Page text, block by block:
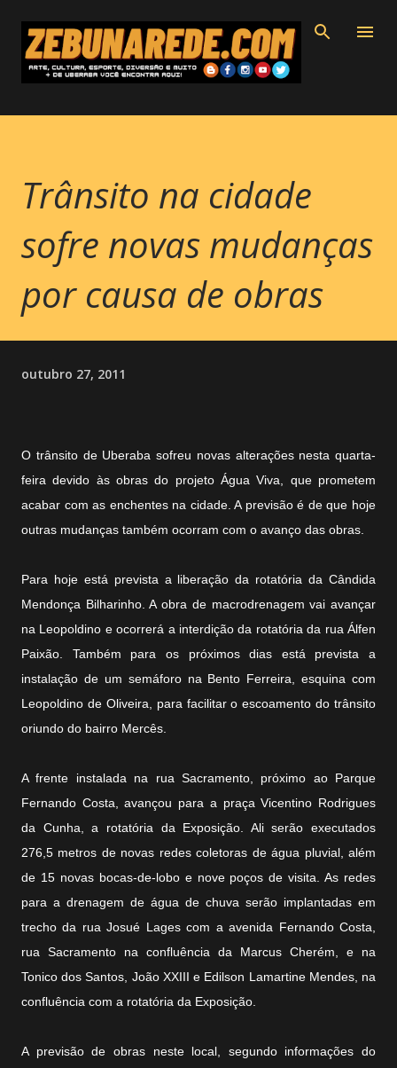
Pular para o conteúdo principal
Trânsito na cidade
sofre novas mudanças
por causa de obras
outubro 27, 2011
O trânsito de Uberaba sofreu novas alterações nesta quarta-
feira devido às obras do projeto Água Viva, que prometem
acabar com as enchentes na cidade. A previsão é de que hoje
outras mudanças também ocorram com o avanço das obras.
Para hoje está prevista a liberação da rotatória da Cândida
Mendonça Bilharinho. A obra de macrodrenagem vai avançar
na Leopoldino e ocorrerá a interdição da rotatória da rua Álfen
Paixão. Também para os próximos dias está prevista a
instalação de um semáforo na Bento Ferreira, esquina com
Leopoldino de Oliveira, para facilitar o escoamento do trânsito
oriundo do bairro Mercês.
A frente instalada na rua Sacramento, próximo ao Parque
Fernando Costa, avançou para a praça Vicentino Rodrigues
da Cunha, a rotatória da Exposição. Ali serão executados
276,5 metros de novas redes coletoras de água pluvial, além
de 15 novas bocas-de-lobo e nove poços de visita. As redes
para a drenagem de água de chuva serão implantadas em
trecho da rua Josué Lages com a avenida Fernando Costa,
rua Sacramento na confluência da Marcus Cherém, e na
Tonico dos Santos, João XXIII e Edilson Lamartine Mendes, na
confluência com a rotatória da Exposição.
A previsão de obras neste local, segundo informações do